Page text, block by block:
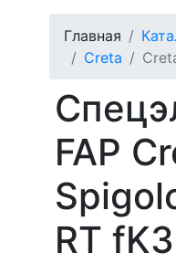
Главная
Creta
FAP
RT